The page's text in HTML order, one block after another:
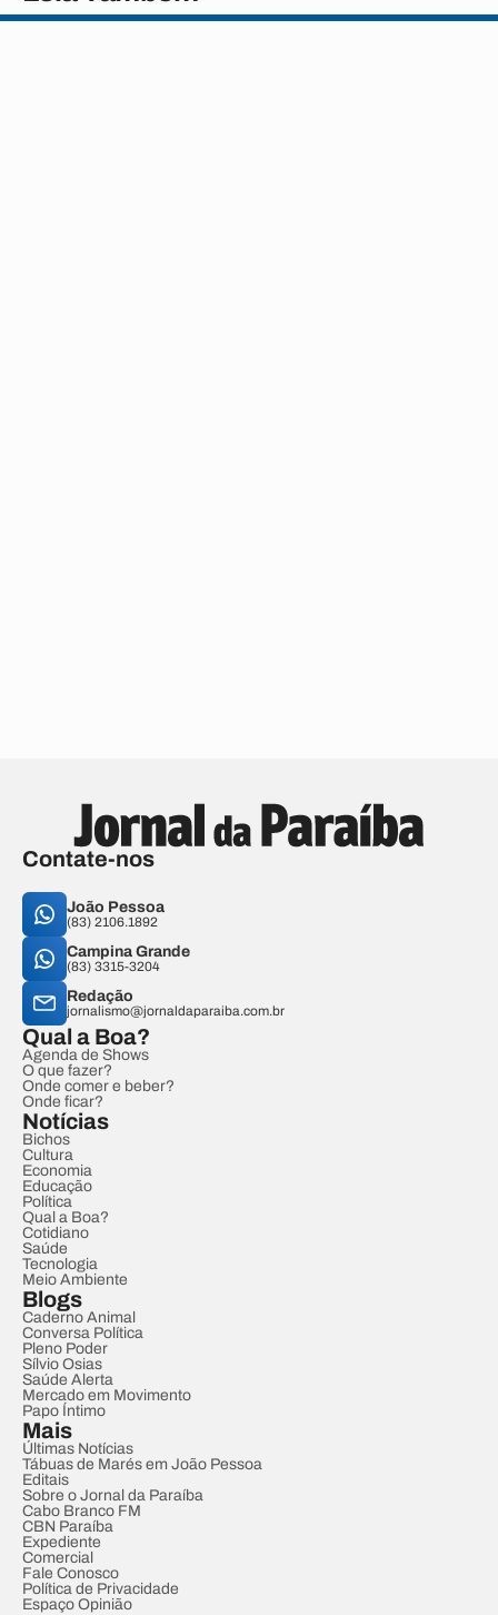
Contate-nos
João Pessoa
(83) 2106.1892
Campina Grande
(83) 3315-3204
Redação
jornalismo@jornaldaparaiba.com.br
Qual a Boa?
Agenda de Shows
O que fazer?
Onde comer e beber?
Onde ficar?
Notícias
Bichos
Cultura
Economia
Educação
Política
Qual a Boa?
Cotidiano
Saúde
Tecnologia
Meio Ambiente
Blogs
Caderno Animal
Conversa Política
Pleno Poder
Sílvio Osias
Saúde Alerta
Mercado em Movimento
Papo Íntimo
Mais
Últimas Notícias
Tábuas de Marés em João Pessoa
Editais
Sobre o Jornal da Paraíba
Cabo Branco FM
CBN Paraíba
Expediente
Comercial
Fale Conosco
Política de Privacidade
Espaço Opinião